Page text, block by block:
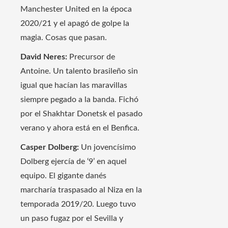
Manchester United en la época
2020/21 y el apagó de golpe la
magia. Cosas que pasan.
David Neres: Precursor de
Antoine. Un talento brasileño sin
igual que hacían las maravillas
siempre pegado a la banda. Fichó
por el Shakhtar Donetsk el pasado
verano y ahora está en el Benfica.
Casper Dolberg: Un jovencísimo
Dolberg ejercía de ‘9’ en aquel
equipo. El gigante danés
marcharía traspasado al Niza en la
temporada 2019/20. Luego tuvo
un paso fugaz por el Sevilla y